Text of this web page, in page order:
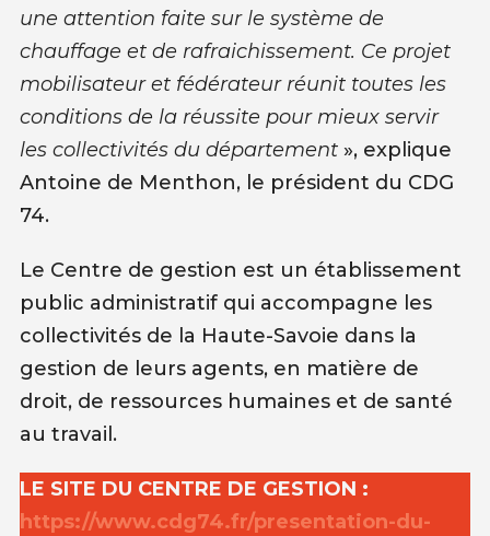
une attention faite sur le système de
chauffage et de rafraichissement. Ce projet
mobilisateur et fédérateur réunit toutes les
conditions de la réussite pour mieux servir
les collectivités du département », explique
Antoine de Menthon, le président du CDG
74.
Le Centre de gestion est un établissement
public administratif qui accompagne les
collectivités de la Haute-Savoie dans la
gestion de leurs agents, en matière de
droit, de ressources humaines et de santé
au travail.
LE SITE DU CENTRE DE GESTION :
https://www.cdg74.fr/presentation-du-